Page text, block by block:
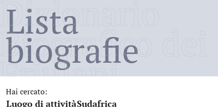
Dizionario
Biografico dei
Friulani
Lista
biografie
Hai cercato:
Luogo di attività
:Sudafrica